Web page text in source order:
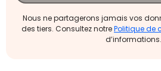
Nous ne partagerons jamais vos
des tiers. Consultez notrePolitique de
d’informations.